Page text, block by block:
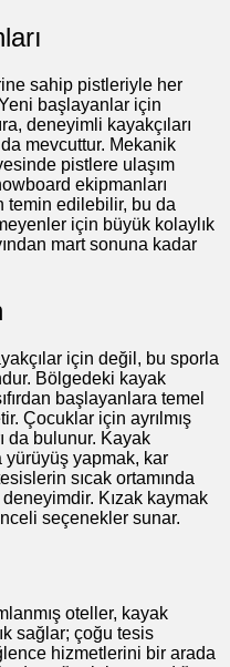
sahip pistleriyle her
başlayanlar için
deneyimli kayakçıları
mevcuttur. Mekanik
pistlere ulaşım
ekipmanları
temin edilebilir, bu da
için büyük kolaylık
mart sonuna kadar
için değil, bu sporla
Bölgedeki kayak
başlayanlara temel
Çocuklar için ayrılmış
da bulunur. Kayak
yürüyüş yapmak, kar
sıcak ortamında
Kızak kaymak
seçenekler sunar.
oteller, kayak
sağlar; çoğu tesis
hizmetlerini bir arada